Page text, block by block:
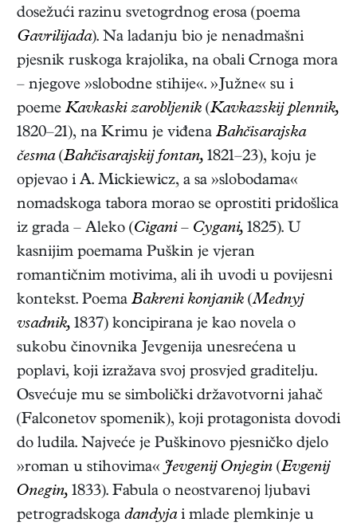
dosežući razinu svetogrdnog erosa (poema
Gavrilijada). Na ladanju bio je nenadmašni
pjesnik ruskoga krajolika, na obali Crnoga mora
– njegove »slobodne stihije«. »Južne« su i
poeme Kavkaski zarobljenik (Kavkazskij plennik,
1820–21), na Krimu je viđena Bahčisarajska
česma(Bahčisarajskij fontan, 1821–23), koju je
opjevao i A. Mickiewicz, a sa »slobodama«
nomadskoga tabora morao se oprostiti pridošlica
iz grada – Aleko (Cigani – Cygani, 1825). U
kasnijim poemama Puškin je vjeran
romantičnim motivima, ali ih uvodi u povijesni
kontekst. Poema Bakreni konjanik (Mednyj
vsadnik, 1837) koncipirana je kao novela o
sukobu činovnika Jevgenija unesrećena u
poplavi, koji izražava svoj prosvjed graditelju.
Osvećuje mu se simbolički državotvorni jahač
(Falconetov spomenik), koji protagonista dovodi
do ludila. Najveće je Puškinovo pjesničko djelo
»roman u stihovima«Jevgenij Onjegin (Evgenij
Onegin, 1833). Fabula o neostvarenoj ljubavi
petrogradskoga dandyjai mlade plemkinje u